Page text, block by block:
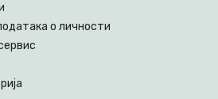
о личности